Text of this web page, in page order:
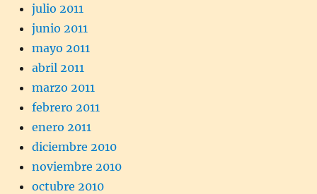
julio 2011
junio 2011
mayo 2011
abril 2011
marzo 2011
febrero 2011
enero 2011
diciembre 2010
noviembre 2010
octubre 2010